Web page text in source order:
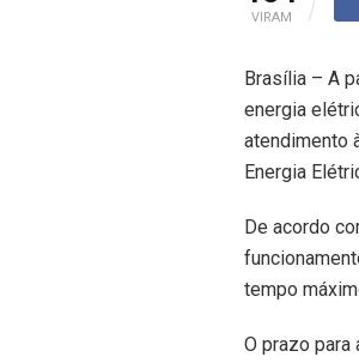
VIRAM
Brasília – A
energia
atendimento
Energia
De acordo
tempo
O prazo